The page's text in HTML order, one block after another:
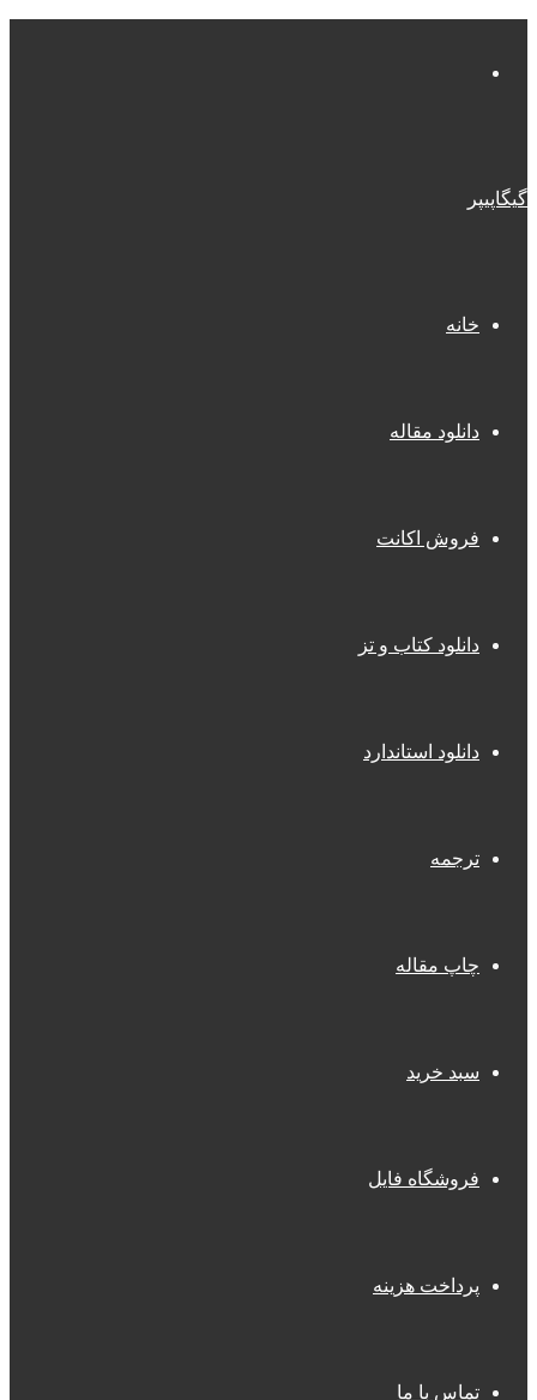
گیگاپیپر
خانه
دانلود مقاله
فروش اکانت
دانلود کتاب و تز
دانلود استاندارد
ترجمه
چاپ مقاله
سبد خرید
فروشگاه فایل
پرداخت هزینه
تماس با ما